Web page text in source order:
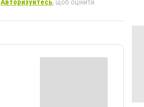
Авторизуйтесь, щоб оцінити